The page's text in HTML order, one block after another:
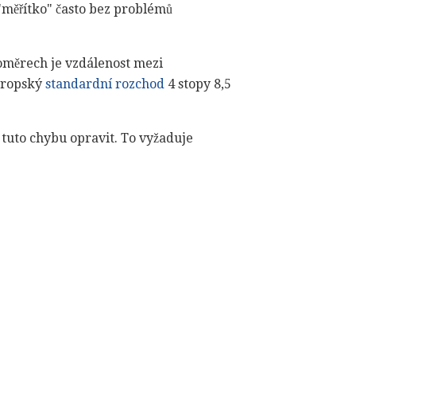
často bez problémů
je vzdálenost mezi
standardní rozchod 4 stopy 8,5
chybu opravit. To vyžaduje